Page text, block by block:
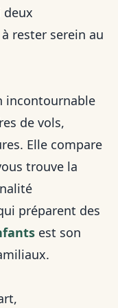
deux
rester serein au
incontournable
de vols,
Elle compare
trouve la
préparent des
est son